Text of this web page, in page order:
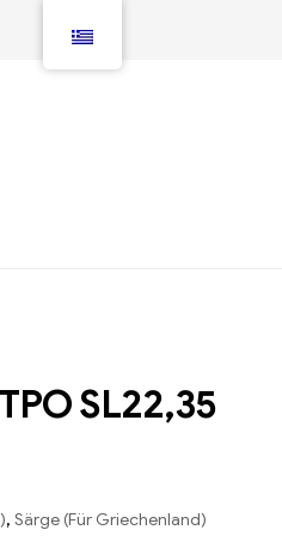
SL22,35
, Särge (Für Griechenland)